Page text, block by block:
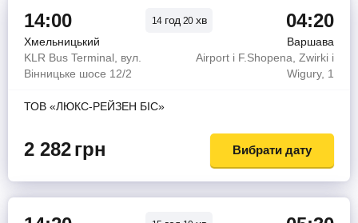
14:00 14 год 20 хв 04:20
Хмельницький
Варшава
KLR Bus Terminal, вул.
Вінницьке шосе 12/2
Airport i F.Shopena, Zwirki i
Wigury, 1
ТОВ «ЛЮКС-РЕЙЗЕН БІС»
2 282грн Вибрати дату